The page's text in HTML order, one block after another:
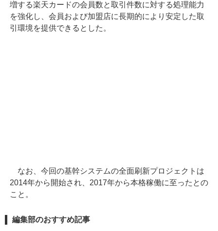
増する楽天カードの会員数と取引件数に対する処理能力
を強化し、会員および加盟店に長期的により安定した取
引環境を提供できるとした。
なお、今回の基幹システムの全面刷新プロジェクトは
2014年から開始され、2017年から本格稼働に至ったとの
こと。
編集部のおすすめ記事